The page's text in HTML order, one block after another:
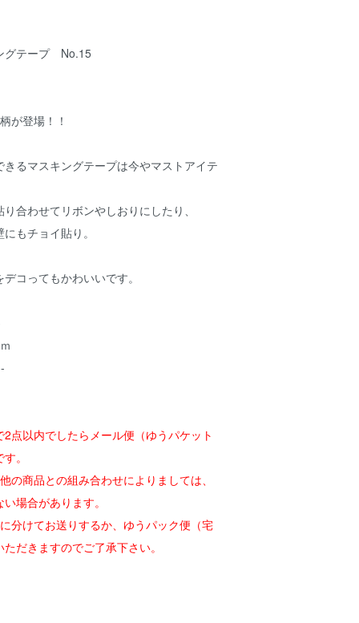
グテープ No.15
が登場！！
るマスキングテープは今やマストアイテ
合わせてリボンやしおりにしたり、
もチョイ貼り。
コってもかわいいです。
点以内でしたらメール便（ゆうパケット
。
の商品との組み合わせによりましては、
場合があります。
分けてお送りするか、ゆうパック便（宅
だきますのでご了承下さい。